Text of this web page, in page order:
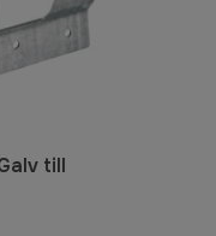
till